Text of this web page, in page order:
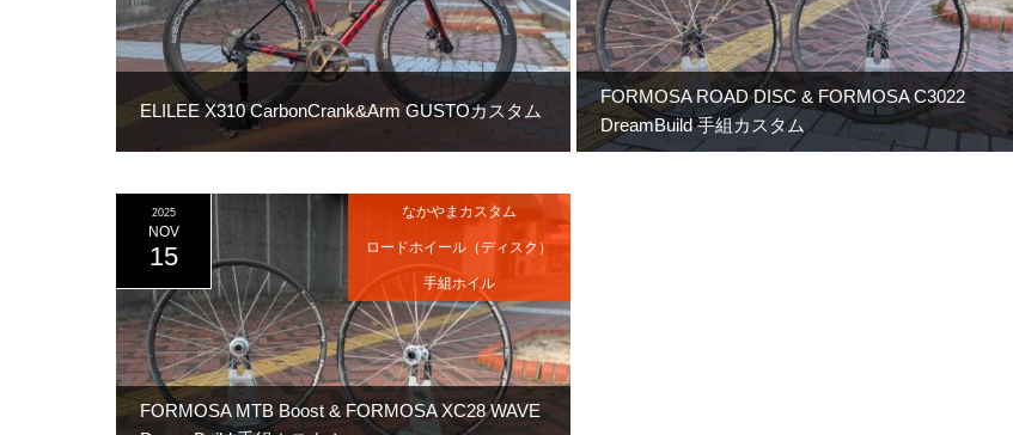
ELILEE X310 CarbonCrank&Arm GUSTOカスタム
FORMOSA ROAD DISC & FORMOSA C3022
DreamBuild 手組カスタム
FORMOSA MTB Boost & FORMOSA XC28 WAVE
2025
NOV
15
なかやまカスタム
ロードホイール（ディスク）
手組ホイル